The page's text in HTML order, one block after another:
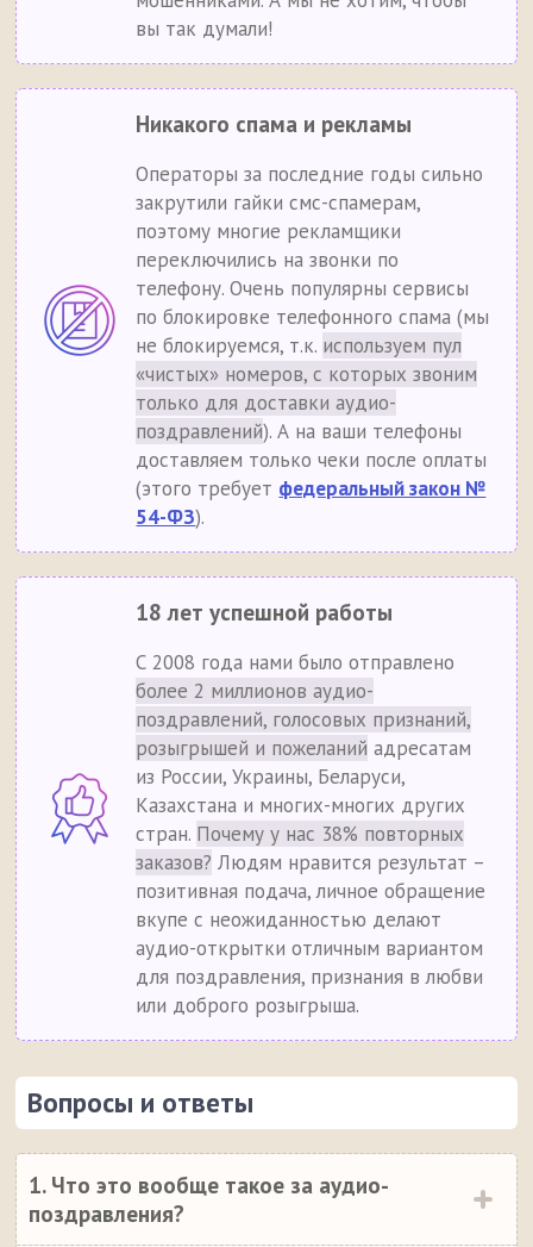
вы так думали!
Никакого спама и рекламы
Операторы за последние годы сильно
закрутили гайки смс-спамерам,
поэтому многие рекламщики
переключились на звонки по
телефону. Очень популярны сервисы
по блокировке телефонного спама (мы
не блокируемся, т.к. используем пул
«чистых» номеров, с которых звоним
только для доставки аудио-
поздравлений). А на ваши телефоны
доставляем только чеки после оплаты
(этого требует федеральный закон №
54-ФЗ).
18 лет успешной работы
С 2008 года нами было отправлено
более 2 миллионов аудио-
поздравлений, голосовых признаний,
розыгрышей и пожеланий адресатам
из России, Украины, Беларуси,
Казахстана и многих-многих других
стран. Почему у нас 38% повторных
заказов? Людям нравится результат –
позитивная подача, личное обращение
вкупе с неожиданностью делают
аудио-открытки отличным вариантом
для поздравления, признания в любви
или доброго розыгрыша.
Вопросы и ответы
1. Что это вообще такое за аудио-
поздравления?